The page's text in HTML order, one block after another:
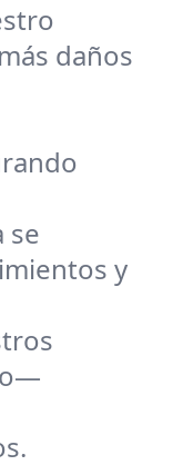
daños
se
y